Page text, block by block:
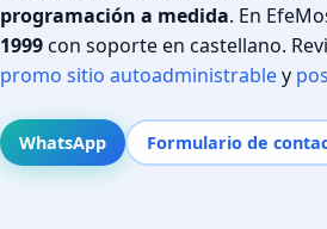
programación a medida. En
1999con soporte en castellano.
promo sitio autoadministrabley
WhatsApp Formulario de